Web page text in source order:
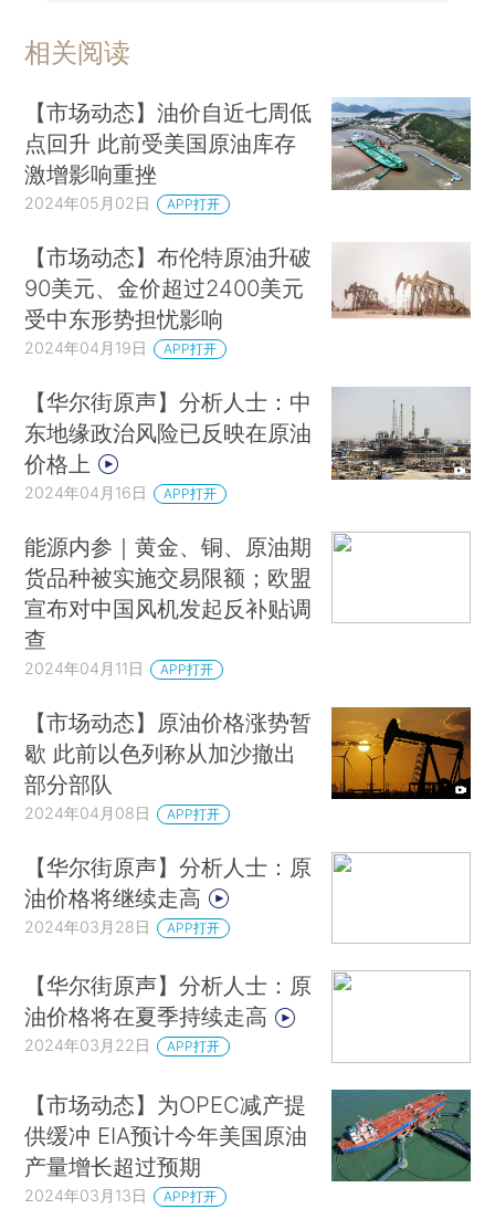
相关阅读
【市场动态】油价自近七周低
点回升 此前受美国原油库存
激增影响重挫
2024年05月02日 APP打开
【市场动态】布伦特原油升破
90美元、金价超过2400美元
受中东形势担忧影响
2024年04月19日 APP打开
【华尔街原声】分析人士：中
东地缘政治风险已反映在原油
价格上
2024年04月16日 APP打开
能源内参｜黄金、铜、原油期
货品种被实施交易限额；欧盟
宣布对中国风机发起反补贴调
查
2024年04月11日 APP打开
【市场动态】原油价格涨势暂
歇 此前以色列称从加沙撤出
部分部队
2024年04月08日 APP打开
【华尔街原声】分析人士：原
油价格将继续走高
2024年03月28日 APP打开
【华尔街原声】分析人士：原
油价格将在夏季持续走高
2024年03月22日 APP打开
【市场动态】为OPEC减产提
供缓冲 EIA预计今年美国原油
产量增长超过预期
2024年03月13日 APP打开